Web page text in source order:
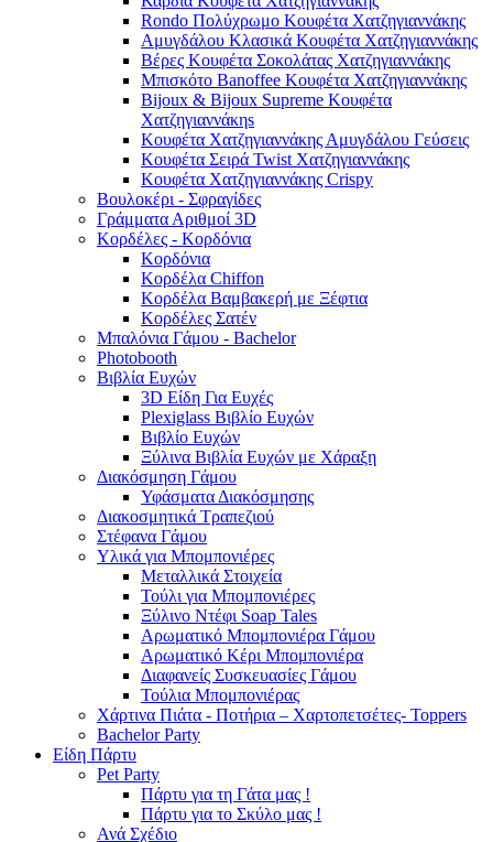
Rondo Πολύχρωμο Κουφέτα Χατζηγιαννάκης
Αμυγδάλου Κλασικά Κουφέτα Χατζηγιαννάκης
Βέρες Κουφέτα Σοκολάτας Χατζηγιαννάκης
Μπισκότο Banoffee Κουφέτα Χατζηγιαννάκης
Bijoux & Bijoux Supreme Κουφέτα
Χατζηγιαννάκηs
Κουφέτα Χατζηγιαννάκης Αμυγδάλου Γεύσεις
Κουφέτα Σειρά Twist Χατζηγιαννάκης
Κουφέτα Χατζηγιαννάκης Crispy
Βουλοκέρι - Σφραγίδες
Γράμματα Αριθμοί 3D
Κορδέλες - Κορδόνια
Κορδόνια
Κορδέλα Chiffon
Κορδέλα Βαμβακερή με Ξέφτια
Κορδέλες Σατέν
Μπαλόνια Γάμου - Bachelor
Photobooth
Βιβλία Ευχών
3D Είδη Για Ευχές
Plexiglass Βιβλίο Ευχών
Βιβλίο Ευχών
Ξύλινα Βιβλία Ευχών με Χάραξη
Διακόσμηση Γάμου
Υφάσματα Διακόσμησης
Διακοσμητικά Τραπεζιού
Στέφανα Γάμου
Υλικά για Μπομπονιέρες
Μεταλλικά Στοιχεία
Τούλι για Μπομπονιέρες
Ξύλινο Ντέφι Soap Tales
Αρωματικό Μπομπονιέρα Γάμου
Αρωματικό Κέρι Μπομπονιέρα
Διαφανείς Συσκευασίες Γάμου
Τούλια Μπομπονιέρας
Χάρτινα Πιάτα - Ποτήρια – Χαρτοπετσέτες- Toppers
Bachelor Party
Είδη Πάρτυ
Pet Party
Πάρτυ για τη Γάτα μας !
Πάρτυ για το Σκύλο μας !
Ανά Σχέδιο